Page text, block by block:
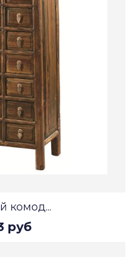
комод...
руб